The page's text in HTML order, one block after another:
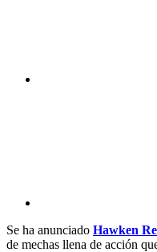
Se ha anunciado Hawken
de mechas llena de acción